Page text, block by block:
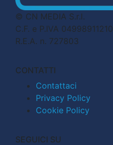
© CN MEDIA S.r.l.
C.F. e P.IVA 04998911210
R.E.A. n. 727803
CONTATTI
Contattaci
Privacy Policy
Cookie Policy
SEGUICI SU